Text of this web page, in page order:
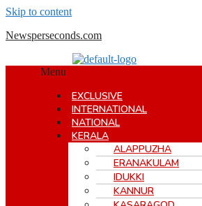
Skip to content
Newsperseconds.com
Menu
EXCLUSIVE
INTERNATIONAL
NATIONAL
KERALA
ALAPPUZHA
ERANAKULAM
IDUKKI
KANNUR